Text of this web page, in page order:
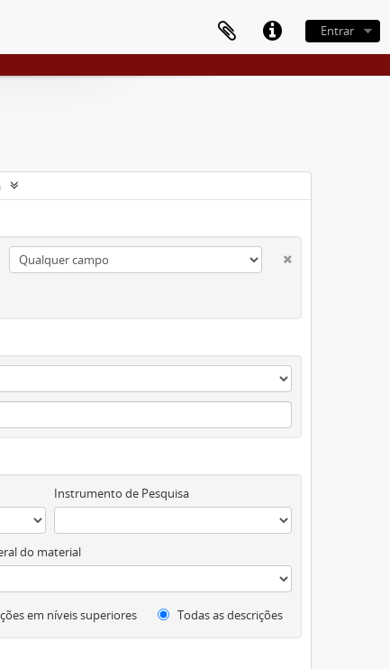
Entrar
Instrumento de Pesquisa
do material
em níveis superiores Todas as descrições